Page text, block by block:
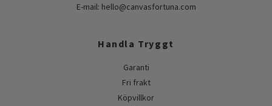
E-mail: hello@canvasfortuna.com
Handla Tryggt
Garanti
Fri frakt
Köpvillkor